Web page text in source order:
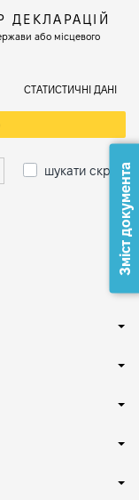
або місцевого
СТАТИСТИЧНІ ДАНІ
шукати скрізьЗміст документа